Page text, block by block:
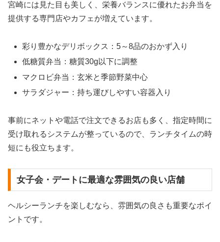
宮崎には見た目も美しく、栄養バランスに優れたお弁当を
提供する専門店やカフェが増えています。
彩り豊かなデリボックス：5～8品のおかず入り
低糖質弁当：糖質30g以下に調整
マクロビ弁当：玄米と季節野菜中心
サラダジャー：持ち運びしやすい容器入り
事前にネットや電話で注文できるお店も多く、指定時間に
受け取れるシステムが整っているので、ランチタイムの時
短にも役立ちます。
女子会・デートに最適な雰囲気の良い店舗
ヘルシーランチを楽しむなら、雰囲気の良さも重要なポイ
ントです。